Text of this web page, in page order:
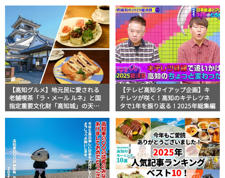
【高知グルメ】地元民に愛される
老舗喫茶「ラ・メール ルネ」と国
指定重要文化財「高知城」の天守
【テレビ高知タイアップ企画】キ
テレツが咲く！高知のキテレツネ
タで1年を振り返る！2025年総集編